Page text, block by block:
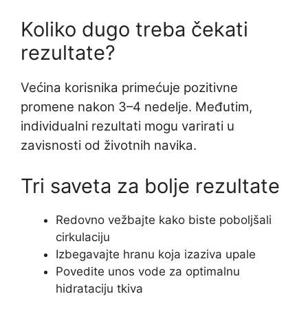
Koliko dugo treba čekati
rezultate?
Većina korisnika primećuje pozitivne
promene nakon 3–4 nedelje. Međutim,
individualni rezultati mogu varirati u
zavisnosti od životnih navika.
Tri saveta za bolje rezultate
Redovno vežbajte kako biste poboljšali
cirkulaciju
Izbegavajte hranu koja izaziva upale
Povedite unos vode za optimalnu
hidrataciju tkiva